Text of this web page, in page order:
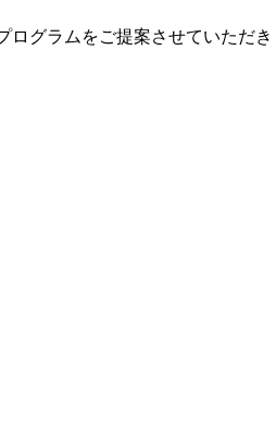
グラムをご提案させていただき